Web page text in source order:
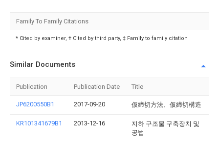
Family To Family Citations
* Cited by examiner, † Cited by third party, ‡ Family to family citation
Similar Documents
Publication Publication Date Title
JP6200550B1 2017-09-20 仮締切方法、仮締切構造
KR101341679B1 2013-12-16
지하 구조물 구축장치 및
공법